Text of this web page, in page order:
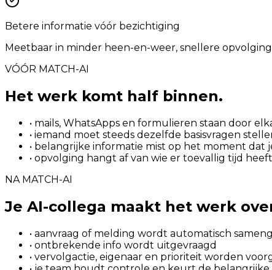
Betere informatie vóór bezichtiging
Meetbaar in minder heen-en-weer, snellere
VÓÓR MATCH-AI
Het werk komt half binnen.
• mails, WhatsApps en formulieren staan door
• iemand moet steeds dezelfde basisvragen
• belangrijke informatie mist op het moment
• opvolging hangt af van wie er toevallig tijd heeft
NA MATCH-AI
Je AI-collega maakt het werk
• aanvraag of melding wordt automatisch
• ontbrekende info wordt uitgevraagd
• vervolgactie, eigenaar en prioriteit worden